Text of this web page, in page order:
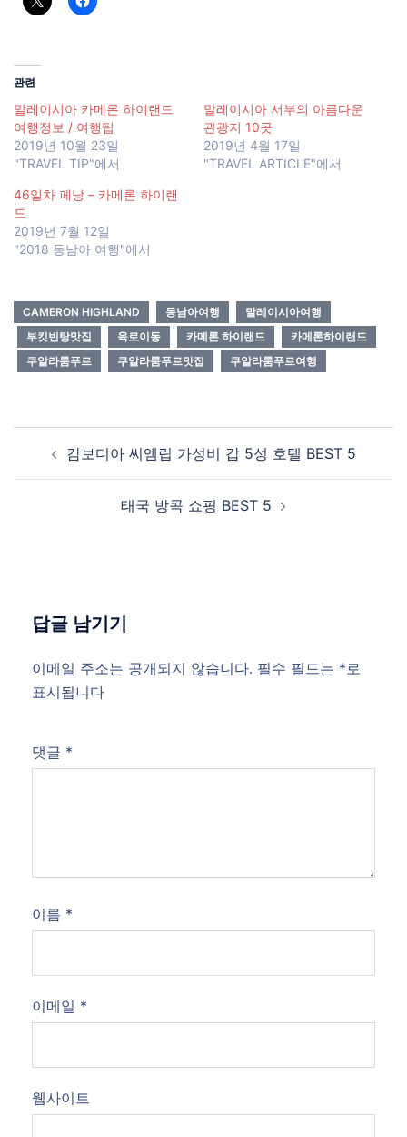
관련
말레이시아 카메론 하이랜드
여행정보 / 여행팁
2019년 10월 23일
"TRAVEL TIP"에서
말레이시아 서부의 아름다운
관광지 10곳
2019년 4월 17일
"TRAVEL ARTICLE"에서
46일차 페낭 – 카메론 하이랜
드
2019년 7월 12일
"2018 동남아 여행"에서
CAMERON HIGHLAND 동남아여행
말레이시아여행
부킷빈탕맛집
육로이동 카메론 하이랜드
카메론하이랜드
쿠알라룸푸르
쿠알라룸푸르맛집 쿠알라룸푸르여행
navigation
캄보디아 씨엠립 가성비 갑 5성 호텔 BEST 5
태국 방콕 쇼핑 BEST 5
답글 남기기
이메일 주소는 공개되지 않습니다. 필수 필드는 * 로
표시됩니다
댓글 *
이름 *
이메일 *
웹사이트